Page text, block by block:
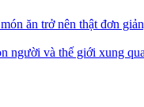
ăn trở nên thật đơn
người và thế giới xung